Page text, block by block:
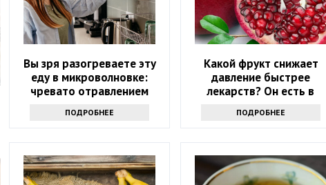
Вы зря разогреваете эту
еду в микроволновке:
чревато отравлением
ПОДРОБНЕЕ
Какой фрукт снижает
давление быстрее
лекарств? Он есть в
ПОДРОБНЕЕ